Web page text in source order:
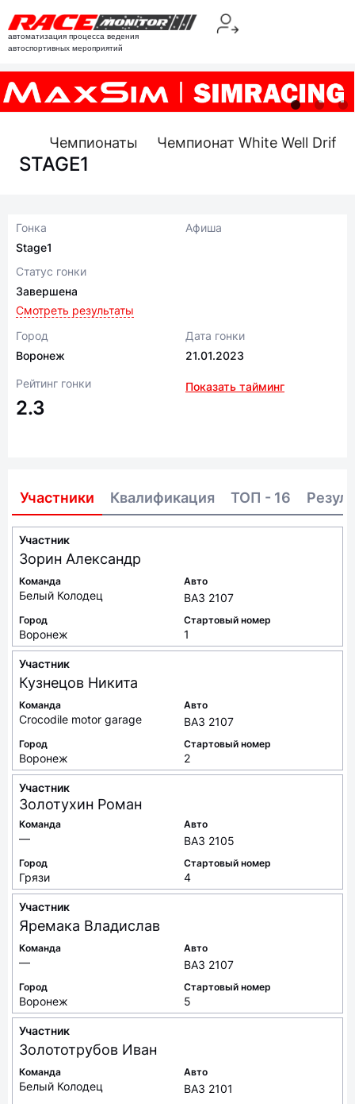
автоматизация процесса ведения
автоспортивных мероприятий
Чемпионаты Чемпионат White Well Drift
STAGE1
Гонка
Stage1
Статус гонки
Завершена
Смотреть результаты
Афиша
Город
Воронеж
Дата гонки
21.01.2023
Рейтинг гонки
2.3
Показать тайминг
Участники Квалификация ТОП - 16
Участник
Зорин Александр
Команда
Белый Колодец
Авто
ВАЗ 2107
Город
Воронеж
Стартовый номер
1
Участник
Кузнецов Никита
Команда
Crocodile motor garage
Авто
ВАЗ 2107
Город
Воронеж
Стартовый номер
2
Участник
Золотухин Роман
Команда
—
Авто
ВАЗ 2105
Город
Грязи
Стартовый номер
4
Участник
Яремака Владислав
Команда
—
Авто
ВАЗ 2107
Город
Воронеж
Стартовый номер
5
Участник
Золототрубов Иван
Команда
Белый Колодец
Авто
ВАЗ 2101